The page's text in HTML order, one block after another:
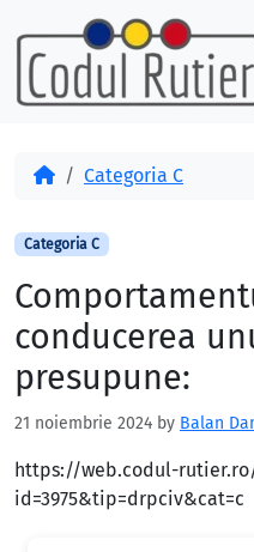
Skip to content
Skip to footer
AcasăCategoria C
Categoria C
conducerea
presupune:
21 noiembrie 2024 by Balan
https://web.codul-
id=3975&tip=drpciv&cat=c